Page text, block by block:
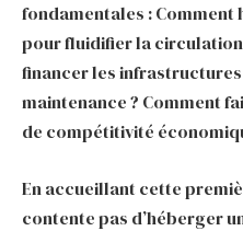
fondamentales :
pour fluidifier la circulation
financer les
maintenance ? Comment
de compétitivité
En accueillant cette
contente pas d’héberger